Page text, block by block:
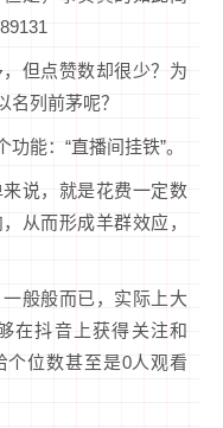
但点赞数却很少？为
列前茅呢？
能：“直播间挂铁”。
说，就是花费一定数
从而形成羊群效应，
般般而已，实际上大
在抖音上获得关注和
个位数甚至是0人观看